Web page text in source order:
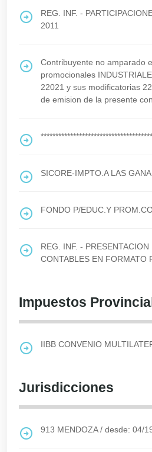
REG. INF. -
2011
Contribuyente no amparado
promocionales
22021 y sus modificatorias
de emision de la presente
SICORE-IMPTO.A LAS
FONDO P/EDUC.Y
REG. INF. - PRESENTACION
CONTABLES EN FORMATO
Impuestos
IIBB CONVENIO
Jurisdicciones
913 MENDOZA/ desde: 04/